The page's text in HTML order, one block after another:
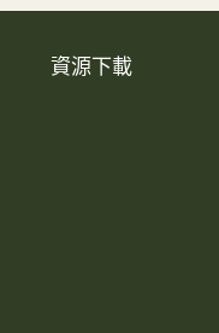
資源下載